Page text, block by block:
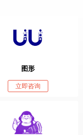
图形
立即咨询